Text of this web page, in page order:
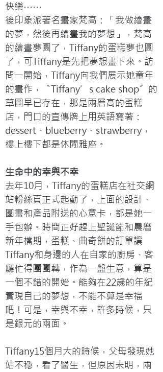
快樂⋯⋯
後印象派著名畫家梵高：「我做繪畫
的夢，然後再繪畫我的夢想」，梵高
的繪畫夢圓了，Tiffany的蛋糕夢也圓
了，可Tiffany是先把夢想畫下來。訪
問一開始，Tiffany向我們展示她童年
的畫作，〝Tiffany’s cake shop〞的
草圖早已存在，那是兩層高的蛋糕
店，門口的宣傳牌上用英語寫著：
dessert、blueberry、strawberry，
樓上樓下都是休閒雅座。
生命中的幸與不幸
去年10月，Tiffany的蛋糕店在社交網
站粉絲頁正式起動了，上面的設計、
圖畫和產品附送的心意卡，都是她一
手包辦。時間正好趕上聖誕節和農曆
新年檔期，蛋糕、曲奇餅的訂單讓
Tiffany和身邊的人在自家的廚房、客
廳忙得團團轉，作為一盤生意，算是
一個不錯的開始。能夠在22歲的年紀
實現自己的夢想，不能不算是幸福
吧！可是，幸與不幸，許多時候，只
是銀元的兩面。
Tiffany15個月大的時候，父母發現她
站不穩，看了醫生，但原因未明，兩